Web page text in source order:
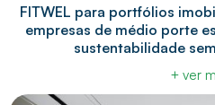
FITWEL para portfólios
empresas de médio porte
sustentabilidade
+ ver